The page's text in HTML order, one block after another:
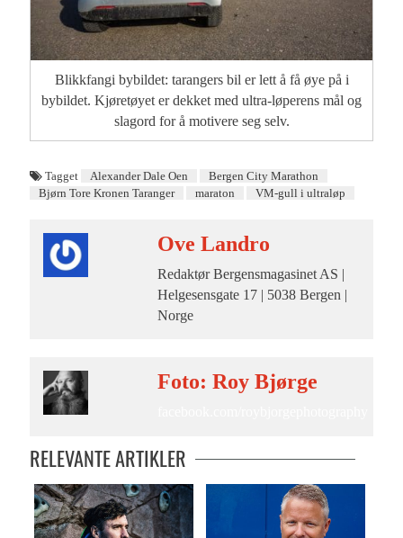
Blikkfangi bybildet: tarangers bil er lett å få øye på i
bybildet. Kjøretøyet er dekket med ultra-løperens mål og
slagord for å motivere seg selv.
Tagget Alexander Dale Oen
Bergen City Marathon
Bjørn Tore Kronen Taranger
maraton VM-gull i ultraløp
Ove Landro
Redaktør Bergensmagasinet AS |
Helgesensgate 17 | 5038 Bergen |
Norge
Foto: Roy Bjørge
RELEVANTE ARTIKLER